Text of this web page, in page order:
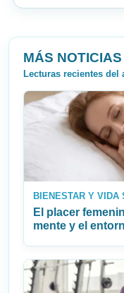
MÁS
Lecturas recientes del
BIENESTAR Y VIDA
El placer
mente y el